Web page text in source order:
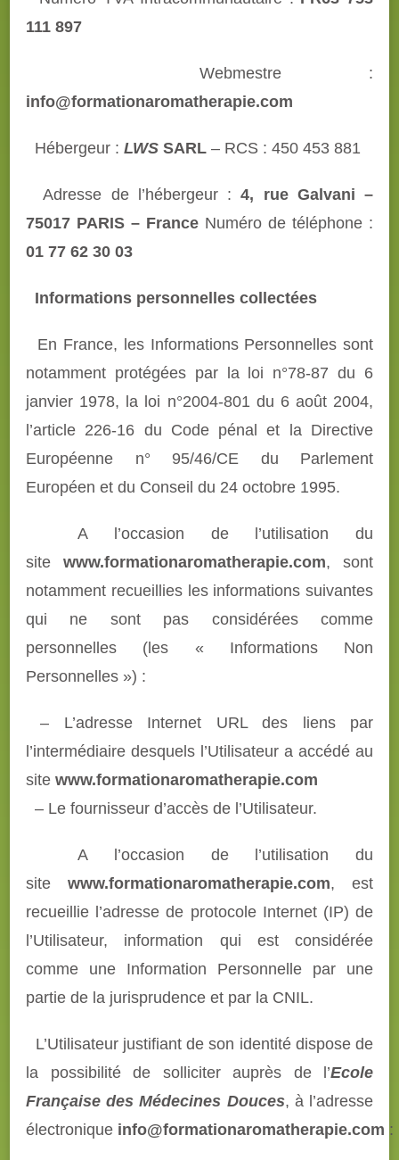
111 897
Webmestre :
info@formationaromatherapie.com
Hébergeur : LWS SARL – RCS : 450 453 881
Adresse de l’hébergeur :4, rue Galvani –
75017 PARIS – France Numéro de téléphone :
01 77 62 30 03
Informations personnelles collectées
En France, les Informations Personnelles sont
notamment protégées par la loi n°78-87 du 6
janvier 1978, la loi n°2004-801 du 6 août 2004,
l’article 226-16 du Code pénal et la Directive
Européenne n° 95/46/CE du Parlement
Européen et du Conseil du 24 octobre 1995.
A l’occasion de l’utilisation du
site www.formationaromatherapie.com, sont
notamment recueillies les informations suivantes
qui ne sont pas considérées comme
personnelles (les « Informations Non
Personnelles ») :
– L’adresse Internet URL des liens par
l’intermédiaire desquels l’Utilisateur a accédé au
site www.formationaromatherapie.com
– Le fournisseur d’accès de l’Utilisateur.
A l’occasion de l’utilisation du
site www.formationaromatherapie.com, est
recueillie l’adresse de protocole Internet (IP) de
l’Utilisateur, information qui est considérée
comme une Information Personnelle par une
partie de la jurisprudence et par la CNIL.
L’Utilisateur justifiant de son identité dispose de
la possibilité de solliciter auprès de l’Ecole
Française des Médecines Douces, à l’adresse
électronique info@formationaromatherapie.com :